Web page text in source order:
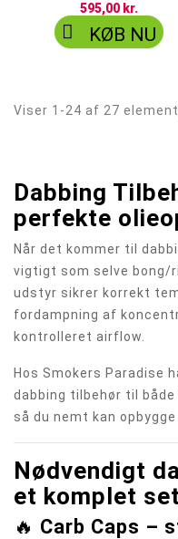
595,00 kr.
 KØB NU
Viser 1-24 af 27
Dabbing
perfekte
Når det kommer til
vigtigt som selve bong/
udstyr sikrer korrekt
fordampning af
kontrolleret airflow.
Hos Smokers Paradise
dabbing tilbehør til
så du nemt kan
Nødvendigt
et komplet
🔥 Carb Caps –